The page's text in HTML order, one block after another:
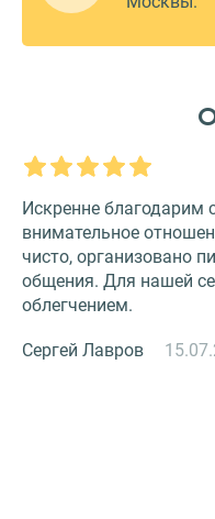
Искренне благодарим
внимательное
чисто, организовано
общения. Для нашей
облегчением.
Сергей Лавров